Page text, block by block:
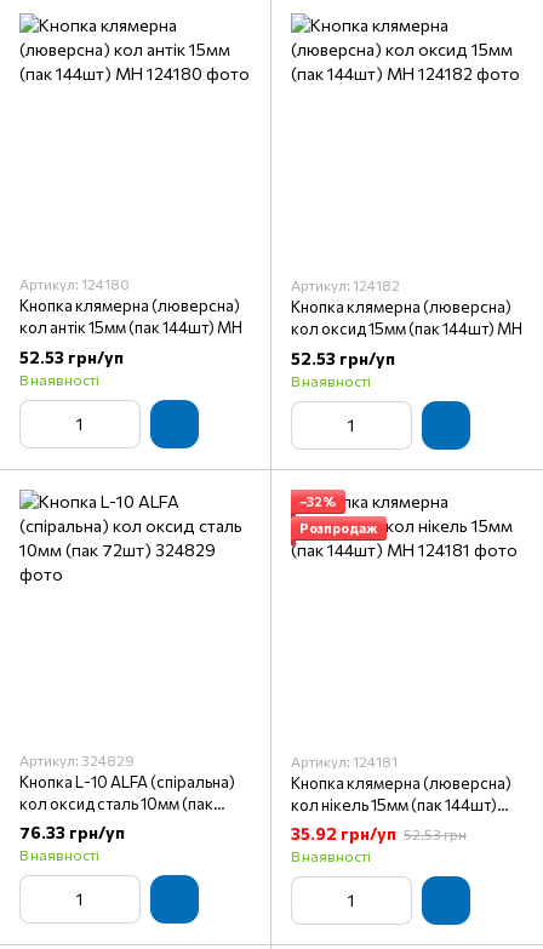
Артикул: 124180
Кнопка клямерна (люверсна)
кол антік 15мм (пак 144шт) МН
52.53 грн/уп
В наявності
Артикул: 124182
Кнопка клямерна (люверсна)
кол оксид 15мм (пак 144шт) МН
52.53 грн/уп
В наявності
Артикул: 324829
Кнопка L-10 ALFA (спіральна)
кол оксид сталь 10мм (пак
72шт)
76.33 грн/уп
В наявності
−32%
Розпродаж
Артикул: 124181
Кнопка клямерна (люверсна)
кол нікель 15мм (пак 144шт)
МН
35.92 грн/уп 52.53 грн
В наявності